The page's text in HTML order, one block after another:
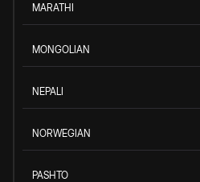
MARATHI
MONGOLIAN
NEPALI
NORWEGIAN
PASHTO